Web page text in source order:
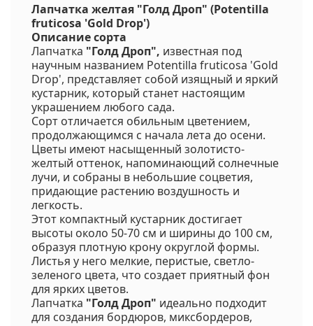
Лапчатка желтая "Голд Дроп" (Potentilla
fruticosa 'Gold Drop')
Описание сорта
Лапчатка "Голд Дроп", известная под
научным названием Potentilla fruticosa 'Gold
Drop', представляет собой изящный и яркий
кустарник, который станет настоящим
украшением любого сада.
Сорт отличается обильным цветением,
продолжающимся с начала лета до осени.
Цветы имеют насыщенный золотисто-
желтый оттенок, напоминающий солнечные
лучи, и собраны в небольшие соцветия,
придающие растению воздушность и
легкость.
Этот компактный кустарник достигает
высоты около 50-70 см и ширины до 100 см,
образуя плотную крону округлой формы.
Листья у него мелкие, перистые, светло-
зеленого цвета, что создает приятный фон
для ярких цветов.
Лапчатка "Голд Дроп" идеально подходит
для создания бордюров, миксбордеров,